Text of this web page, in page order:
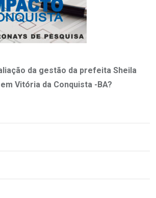
da gestão da prefeita Sheila
Vitória da Conquista -BA?